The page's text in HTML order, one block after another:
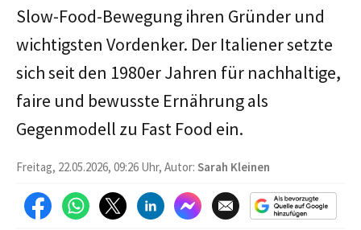
Slow-Food-Bewegung ihren Gründer und
wichtigsten Vordenker. Der Italiener setzte
sich seit den 1980er Jahren für nachhaltige,
faire und bewusste Ernährung als
Gegenmodell zu Fast Food ein.
Freitag, 22.05.2026, 09:26 Uhr, Autor: Sarah Kleinen